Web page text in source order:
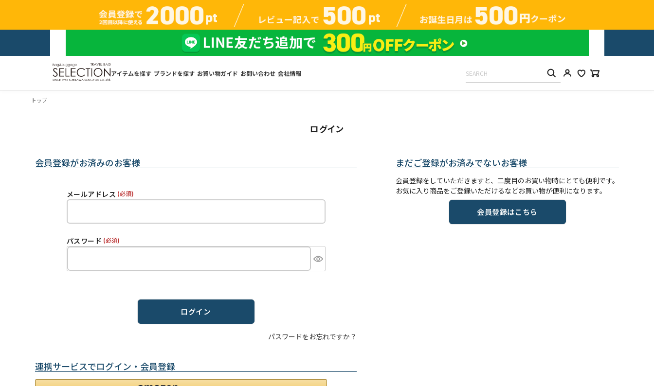
アイテムを探す ブランドを探す お買い物ガイド お問い合わせ 会社情報
トップ
ログイン
会員登録がお済みのお客様
メールアドレス (必須)
パスワード (必須)
ログイン
パスワードをお忘れですか？
連携サービスでログイン・会員登録
まだご登録がお済みでないお客様
会員登録をしていただきますと、二度目のお買い物時にとても便利です。
お気に入り商品をご登録いただけるなどお買い物が便利になります。
会員登録はこちら